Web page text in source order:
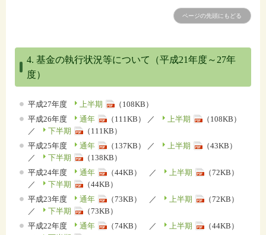
ページの先頭にもどる
4. 基金の執行状況等について（平成21年度～27年
度）
平成27年度 上半期
（108KB）
平成26年度
通年 （111KB） ／ 上半期
（108KB）
／
下半期
（111KB）
平成25年度
通年 （137KB） ／ 上半期
（43KB）
／
下半期
（138KB）
平成24年度
通年 （44KB） ／ 上半期
（72KB）
／
下半期
（44KB）
平成23年度
通年 （73KB） ／ 上半期
（72KB）
／
下半期
（73KB）
平成22年度
通年 （74KB） ／ 上半期
（44KB）